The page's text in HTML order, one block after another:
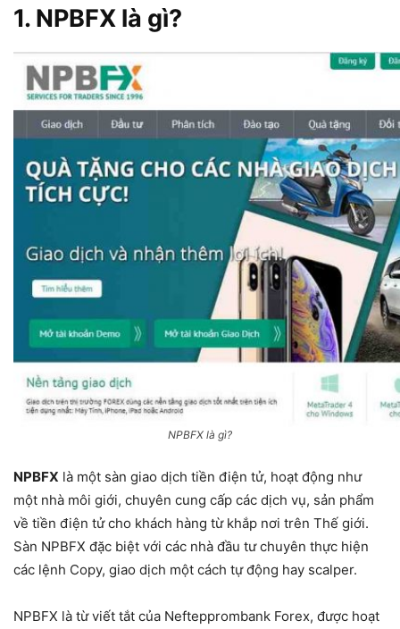
1. NPBFX là gì?
NPBFX là gì?
NPBFX là một sàn giao dịch tiền điện tử, hoạt động như
một nhà môi giới, chuyên cung cấp các dịch vụ, sản phẩm
về tiền điện tử cho khách hàng từ khắp nơi trên Thế giới.
Sàn NPBFX đặc biệt với các nhà đầu tư chuyên thực hiện
các lệnh Copy, giao dịch một cách tự động hay scalper.
NPBFX là từ viết tắt của Neftepprombank Forex, được hoạt